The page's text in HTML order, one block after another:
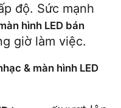
độ. Sức mạnh
hình LED bán
giờ làm việc.
& màn hình LED